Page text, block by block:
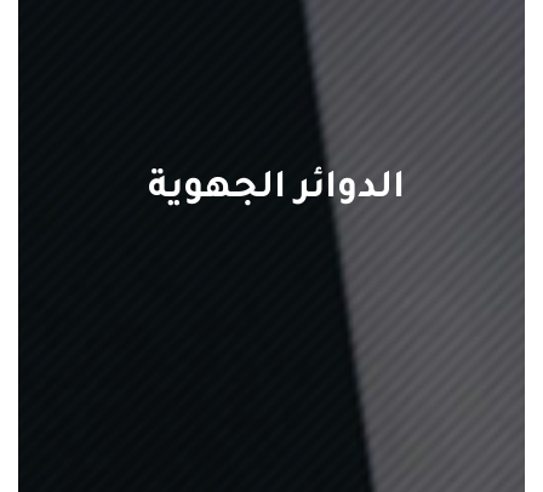
الدوائر الجهوية